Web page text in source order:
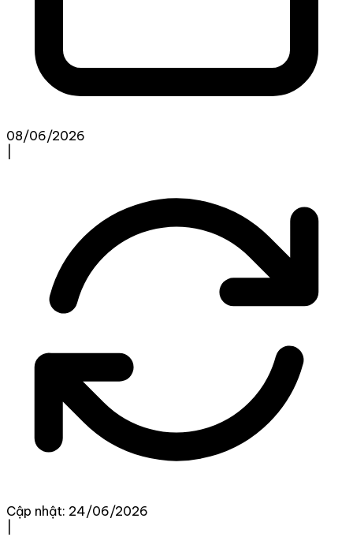
08/06/2026
Cập nhật: 24/06/2026